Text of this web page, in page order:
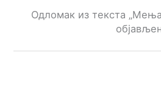
Одломак из текста